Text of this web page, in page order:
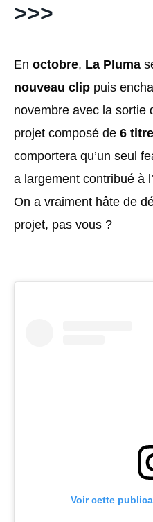
>>>
En octobre, La Pluma
nouveau clip puis
novembre avec la sortie
projet composé de 6
comportera qu’un seul
a largement contribué à
On a vraiment hâte de
projet, pas vous ?
Voir cette